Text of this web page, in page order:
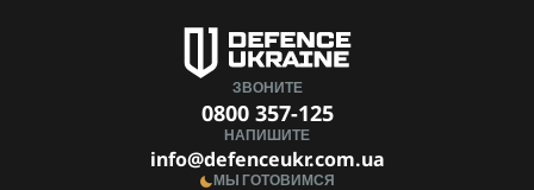
ЗВОНИТЕ
0800 357-125
НАПИШИТЕ
info@defenceukr.com.ua
МЫ ГОТОВИМСЯ